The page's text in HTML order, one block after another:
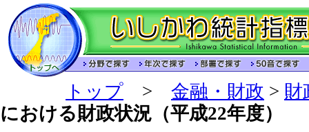
トップ > 金融・財政 > 財
における財政状況（平成22年度）